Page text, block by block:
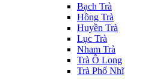
Bạch Trà
Hồng Trà
Huyền Trà
Lục Trà
Nham Trà
Trà Ô Long
Trà Phổ Nhĩ